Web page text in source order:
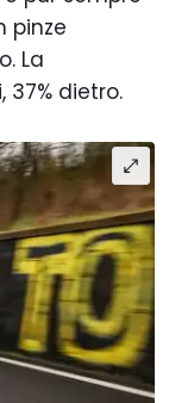
pinze
La
37% dietro.